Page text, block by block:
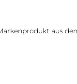
aus